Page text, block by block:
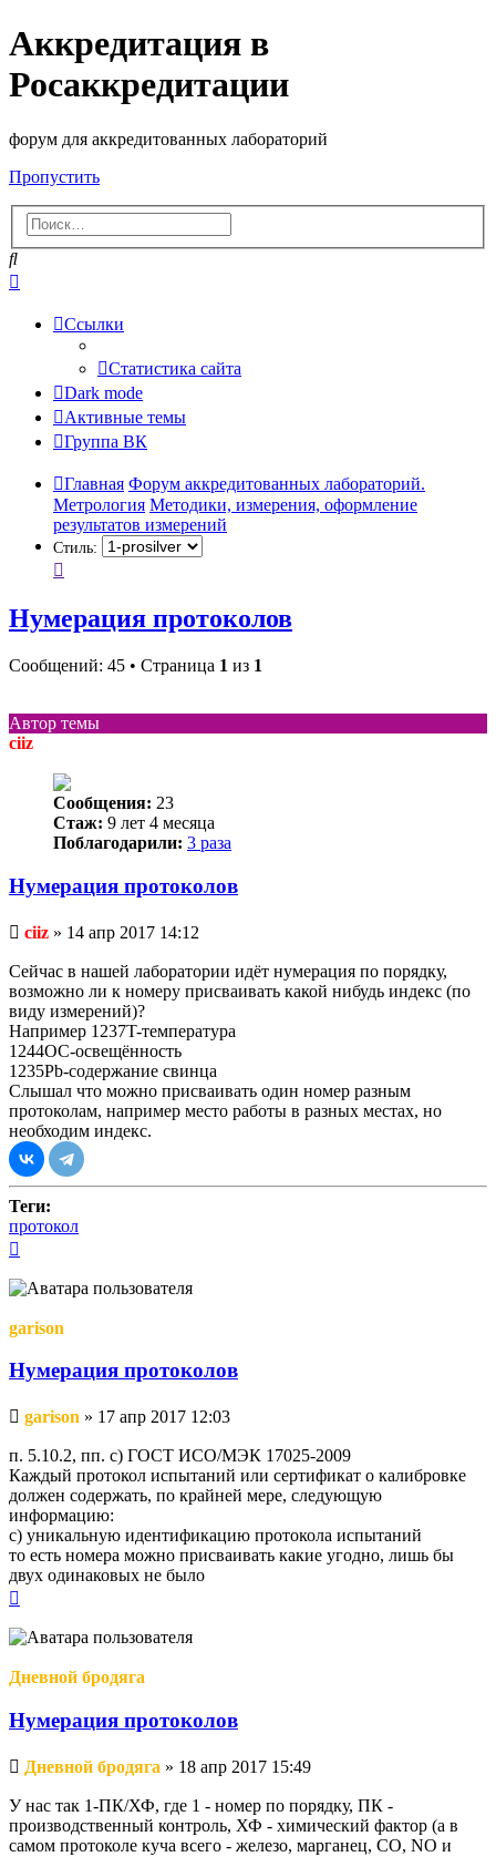
Аккредитация в
Росаккредитации
форум для аккредитованных лабораторий
Пропустить
Поиск
Ссылки
Статистика сайта
Dark mode
Активные темы
Группа ВК
Главная Форум аккредитованных лабораторий.
Метрология Методики, измерения, оформление
результатов измерений
Стиль:
Нумерация протоколов
Сообщений: 45 • Страница 1 из 1
Автор темы
ciiz
Сообщения: 23
Стаж: 9 лет 4 месяца
Поблагодарили: 3 раза
Нумерация протоколов
Непрочитанное
ciiz » 14 апр 2017 14:12
Сейчас в нашей лаборатории идёт нумерация по порядку,
возможно ли к номеру присваивать какой нибудь индекс (по
виду измерений)?
Например 1237T-температура
1244ОС-освещённость
1235Pb-содержание свинца
Слышал что можно присваивать один номер разным
протоколам, например место работы в разных местах, но
необходим индекс.
Теги:
протокол
началу
garison
Нумерация протоколов
Непрочитанное
сообщение
garison » 17 апр 2017 12:03
п. 5.10.2, пп. с) ГОСТ ИСО/МЭК 17025-2009
Каждый протокол испытаний или сертификат о калибровке
должен содержать, по крайней мере, следующую
информацию:
c) уникальную идентификацию протокола испытаний
то есть номера можно присваивать какие угодно, лишь бы
двух одинаковых не было
началу
Дневной бродяга
Нумерация протоколов
Непрочитанное
сообщение
Дневной бродяга » 18 апр 2017 15:49
У нас так 1-ПК/ХФ, где 1 - номер по порядку, ПК -
производственный контроль, ХФ - химический фактор (а в
самом протоколе куча всего - железо, марганец, СО, NO и